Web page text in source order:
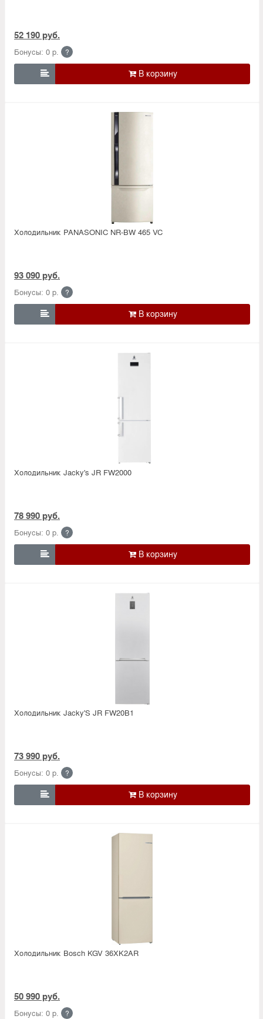
52 190 руб.
Бонусы: 0 р. ?

Холодильник PANASONIC NR-BW 465 VC
93 090 руб.
Бонусы: 0 р. ?

Холодильник Jacky's JR FW2000
78 990 руб.
Бонусы: 0 р. ?

Холодильник Jacky'S JR FW20B1
73 990 руб.
Бонусы: 0 р. ?

Холодильник Bosсh KGV 36XK2AR
50 990 руб.
Бонусы: 0 р. ?